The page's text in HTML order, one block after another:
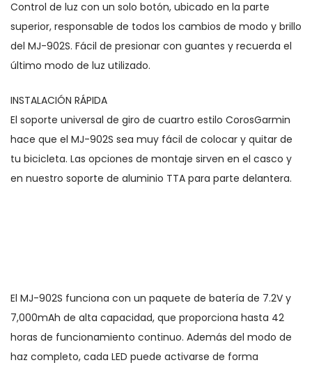
Control de luz con un solo botón, ubicado en la parte
superior, responsable de todos los cambios de modo y brillo
del MJ-902S. Fácil de presionar con guantes y recuerda el
último modo de luz utilizado.
INSTALACIÓN RÁPIDA
El soporte universal de giro de cuartro estilo CorosGarmin
hace que el MJ-902S sea muy fácil de colocar y quitar de
tu bicicleta. Las opciones de montaje sirven en el casco y
en nuestro soporte de aluminio TTA para parte delantera.
El MJ-902S funciona con un paquete de batería de 7.2V y
7,000mAh de alta capacidad, que proporciona hasta 42
horas de funcionamiento continuo. Además del modo de
haz completo, cada LED puede activarse de forma